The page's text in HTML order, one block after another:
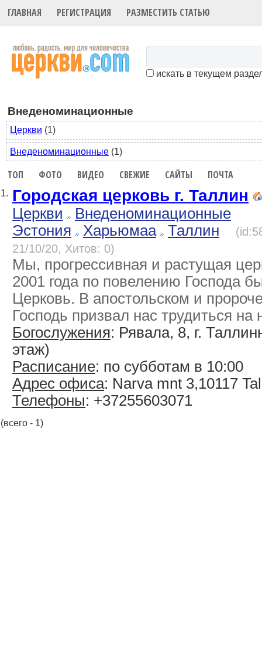
ГЛАВНАЯ РЕГИСТРАЦИЯ РАЗМЕСТИТЬ СТАТЬЮ
искать в текущем
Внеденоминационные
Церкви (1)
Внеденоминационные (1)
ТОП ФОТО ВИДЕО СВЕЖИЕ САЙТЫ ПОЧТА
1. Городская церковь г. Таллин
Церкви
Внеденоминационные
Эстония
Харьюмаа Таллин
21/10/20, Хитов: 0)
Мы, прогрессивная и растущая
2001 года по повелению Господа
Церковь. В апостольском и
Господь призвал нас трудиться на
Богослужения: Рявала, 8, г.
этаж)
Расписание: по субботам в 10:00
Адрес офиса: Narva mnt 3,10117
Телефоны: +37255603071
(всего - 1)